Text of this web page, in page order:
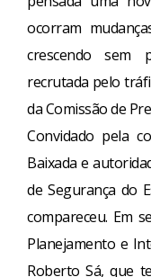
ocorram
crescendo sem
recrutada pelo
da Comissão de
Convidado pela
Baixada e
de Segurança do
compareceu. Em
Planejamento e
Roberto Sá, que